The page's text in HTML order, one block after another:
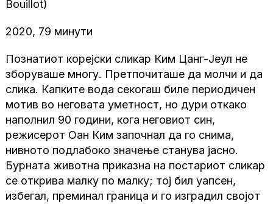
Bouillot)
2020, 79 минути
Познатиот корејски сликар Ким Цанг-Јеул не
зборуваше многу. Претпочиташе да молчи и да
слика. Капките вода секогаш биле периодичен
мотив во неговата уметност, но дури откако
наполнил 90 години, кога неговиот син,
режисерот Оан Ким зaпочнал да го снима,
нивното подлабоко значење станува јасно.
Бурната животна приказна на постариот сликар
се открива малку по малку; тој бил уапсен,
избегал, преминал граница и го изградил својот